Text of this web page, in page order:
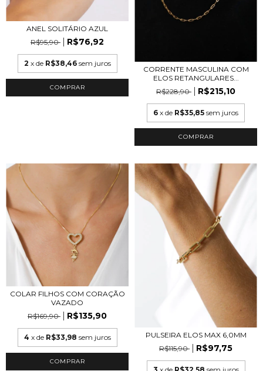
ANEL SOLITÁRIO AZUL
R$95,90
R$76,92
2 x de R$38,46 sem juros
COMPRAR
CORRENTE MASCULINA COM
ELOS RETANGULARES...
R$228,90
R$215,10
6 x de R$35,85 sem juros
COLAR FILHOS COM CORAÇÃO
VAZADO
R$169,90
R$135,90
4 x de R$33,98 sem juros
COMPRAR
PULSEIRA ELOS MAX 6,0MM
R$115,90
R$97,75